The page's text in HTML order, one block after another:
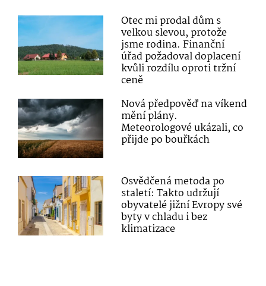
Otec mi prodal dům s
velkou slevou, protože
jsme rodina. Finanční
úřad požadoval doplacení
kvůli rozdílu oproti tržní
ceně
Nová předpověď na víkend
mění plány.
Meteorologové ukázali, co
přijde po bouřkách
Osvědčená metoda po
staletí: Takto udržují
obyvatelé jižní Evropy své
byty v chladu i bez
klimatizace